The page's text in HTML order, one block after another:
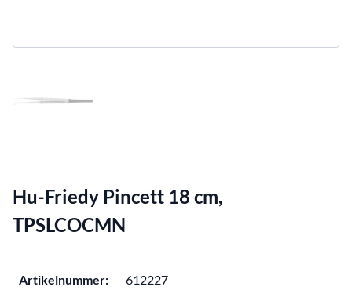
Hu-Friedy Pincett 18 cm,
TPSLCOCMN
Artikelnummer: 612227